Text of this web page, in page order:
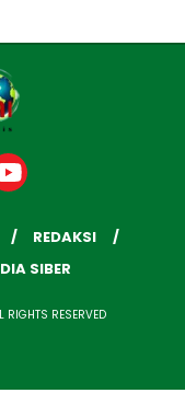
REDAKSI
SIBER
RESERVED